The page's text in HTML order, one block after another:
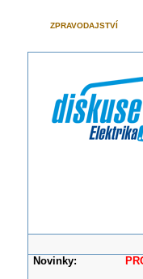
ZPRAVODAJSTVÍ
Novinky: PROSÍME